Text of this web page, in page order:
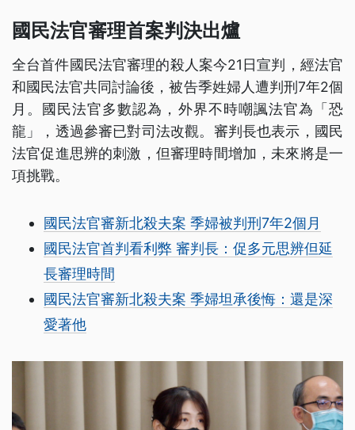
國民法官審理首案判決出爐
全台首件國民法官審理的殺人案今21日宣判，經法官
和國民法官共同討論後，被告季姓婦人遭判刑7年2個
月。國民法官多數認為，外界不時嘲諷法官為「恐
龍」，透過參審已對司法改觀。審判長也表示，國民
法官促進思辨的刺激，但審理時間增加，未來將是一
項挑戰。
國民法官審新北殺夫案 季婦被判刑7年2個月
國民法官首判看利弊 審判長：促多元思辨但延
長審理時間
國民法官審新北殺夫案 季婦坦承後悔：還是深
愛著他